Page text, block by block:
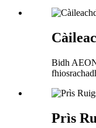
Bidh
Prìs